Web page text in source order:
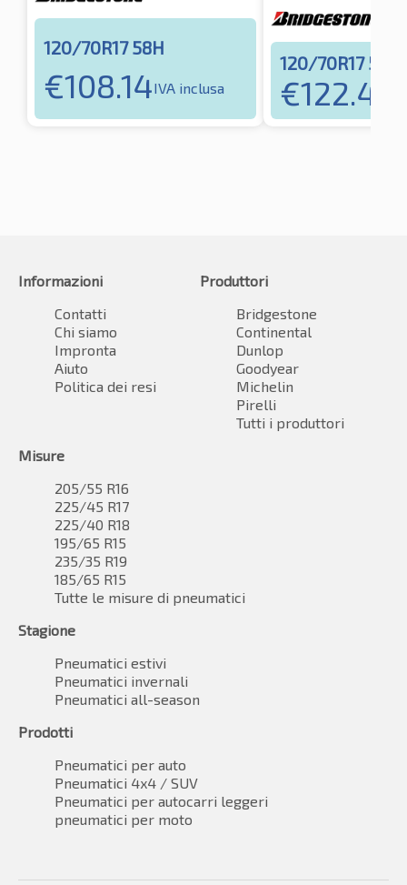
120/70R17 58H
€108.14IVA inclusa
120/70R17 58H
€122.43
Informazioni
Contatti
Chi siamo
Impronta
Aiuto
Politica dei resi
Produttori
Bridgestone
Continental
Dunlop
Goodyear
Michelin
Pirelli
Tutti i produttori
Misure
205/55 R16
225/45 R17
225/40 R18
195/65 R15
235/35 R19
185/65 R15
Tutte le misure di pneumatici
Stagione
Pneumatici estivi
Pneumatici invernali
Pneumatici all-season
Prodotti
Pneumatici per auto
Pneumatici 4x4 / SUV
Pneumatici per autocarri leggeri
pneumatici per moto